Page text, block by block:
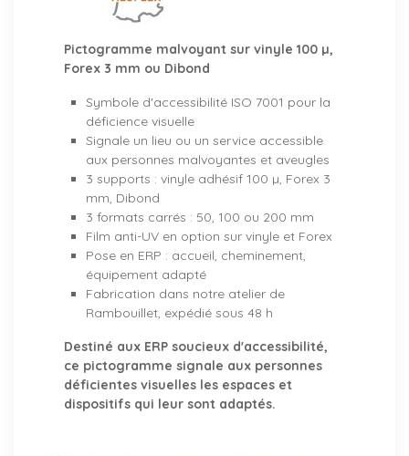
Pictogramme malvoyant sur vinyle 100 µ,
Forex 3 mm ou Dibond
Symbole d'accessibilité ISO 7001 pour la
déficience visuelle
Signale un lieu ou un service accessible
aux personnes malvoyantes et aveugles
3 supports : vinyle adhésif 100 µ, Forex 3
mm, Dibond
3 formats carrés : 50, 100 ou 200 mm
Film anti-UV en option sur vinyle et Forex
Pose en ERP : accueil, cheminement,
équipement adapté
Fabrication dans notre atelier de
Rambouillet, expédié sous 48 h
Destiné aux ERP soucieux d'accessibilité,
ce pictogramme signale aux personnes
déficientes visuelles les espaces et
dispositifs qui leur sont adaptés.